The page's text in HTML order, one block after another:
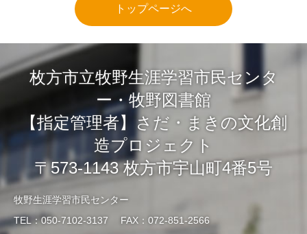
トップページへ
枚方市立牧野生涯学習市民センタ
ー・牧野図書館
【指定管理者】さだ・まきの文化創
造プロジェクト
〒573-1143 枚方市宇山町4番5号
牧野生涯学習市民センター
TEL：050-7102-3137 FAX：072-851-2566